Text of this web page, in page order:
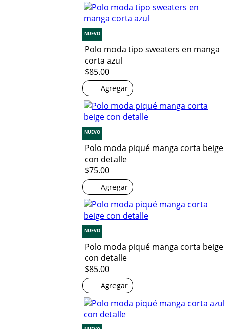
NUEVO
Polo moda tipo sweaters en manga
corta azul
$85.00
Agregar
NUEVO
Polo moda piqué manga corta beige
con detalle
$75.00
Agregar
NUEVO
Polo moda piqué manga corta beige
con detalle
$85.00
Agregar